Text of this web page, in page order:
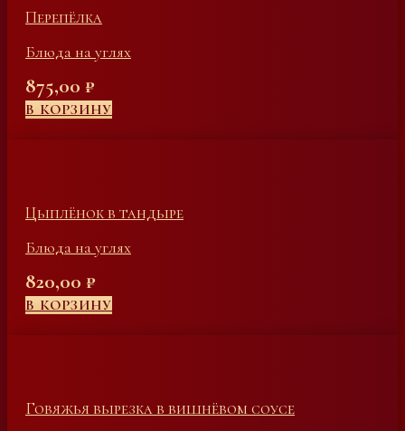
Перепёлка
Блюда на углях
875,00 ₽
В КОРЗИНУ
Цыплёнок в тандыре
Блюда на углях
820,00 ₽
В КОРЗИНУ
Говяжья вырезка в вишнёвом соусе